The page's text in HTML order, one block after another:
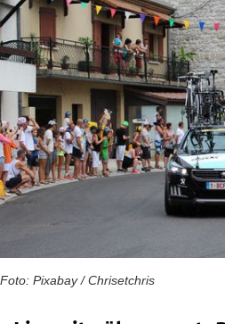
Foto: Pixabay / Chrisetchris